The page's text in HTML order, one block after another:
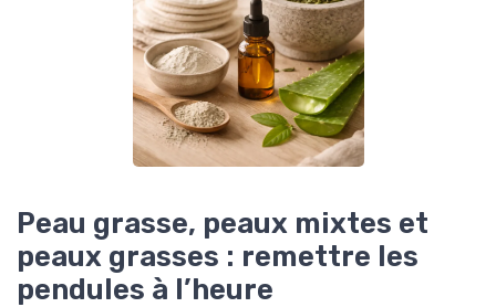
Peau grasse, peaux mixtes et
peaux grasses : remettre les
pendules à l’heure